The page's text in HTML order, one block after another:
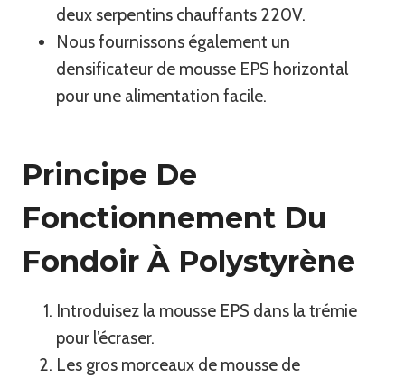
deux serpentins chauffants 220V.
Nous fournissons également un
densificateur de mousse EPS horizontal
pour une alimentation facile.
Principe De
Fonctionnement Du
Fondoir À Polystyrène
Introduisez la mousse EPS dans la trémie
pour l’écraser.
Les gros morceaux de mousse de